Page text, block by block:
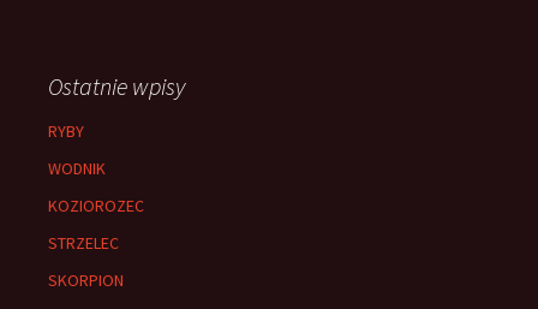
Ostatnie wpisy
RYBY
WODNIK
KOZIOROZEC
STRZELEC
SKORPION